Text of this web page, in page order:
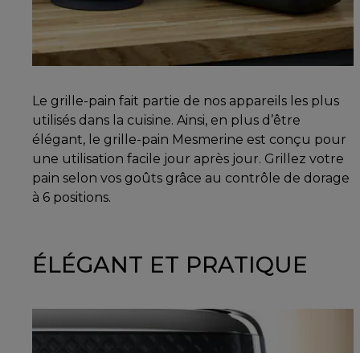
Le grille-pain fait partie de nos appareils les plus
utilisés dans la cuisine. Ainsi, en plus d’être
élégant, le grille-pain Mesmerine est conçu pour
une utilisation facile jour après jour. Grillez votre
pain selon vos goûts grâce au contrôle de dorage
à 6 positions.
ÉLÉGANT ET PRATIQUE